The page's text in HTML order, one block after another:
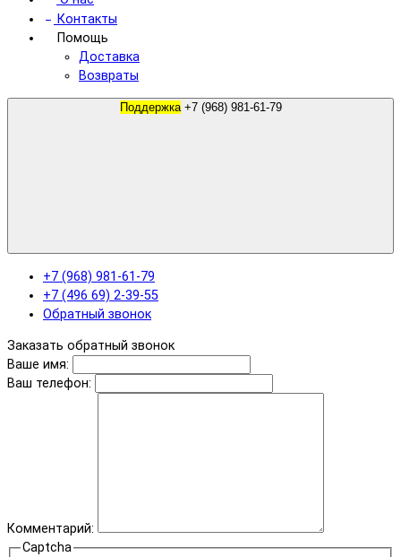
Контакты
Помощь
Доставка
Возвраты
Поддержка +7 (968) 981-61-79
+7 (968) 981-61-79
+7 (496 69) 2-39-55
Обратный звонок
Заказать обратный звонок
Ваше имя:
Ваш телефон:
Комментарий:
Captcha